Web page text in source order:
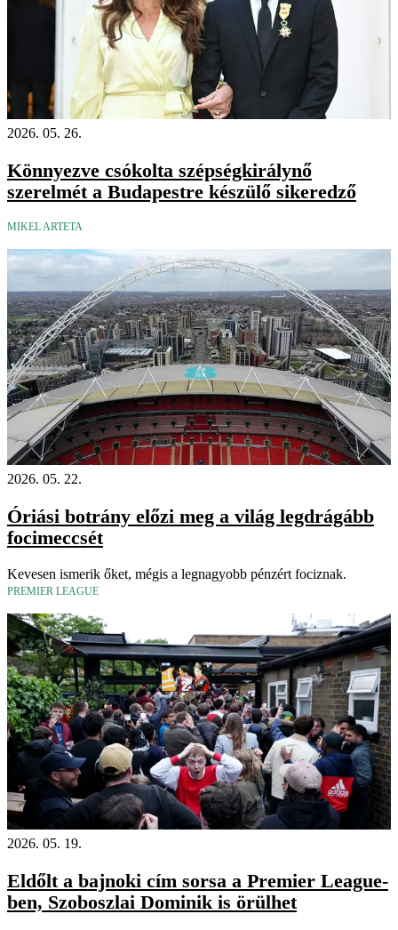
2026. 05. 26.
Könnyezve csókolta szépségkirálynő
szerelmét a Budapestre készülő sikeredző
MIKEL ARTETA
2026. 05. 22.
Óriási botrány előzi meg a világ legdrágább
focimeccsét
Kevesen ismerik őket, mégis a legnagyobb pénzért fociznak.
PREMIER LEAGUE
2026. 05. 19.
Eldőlt a bajnoki cím sorsa a Premier League-
ben, Szoboszlai Dominik is örülhet